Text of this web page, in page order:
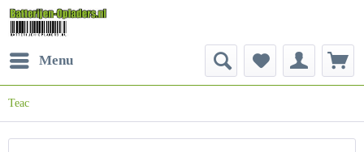
Menu
Teac